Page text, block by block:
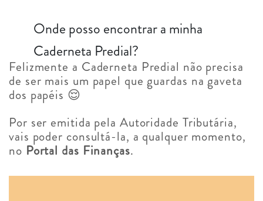
Onde posso encontrar a minha
Caderneta Predial?
Felizmente a Caderneta Predial não precisa
de ser mais um papel que guardas na gaveta
dos papéis 😌
Por ser emitida pela Autoridade Tributária,
vais poder consultá-la, a qualquer momento,
no Portal das Finanças.